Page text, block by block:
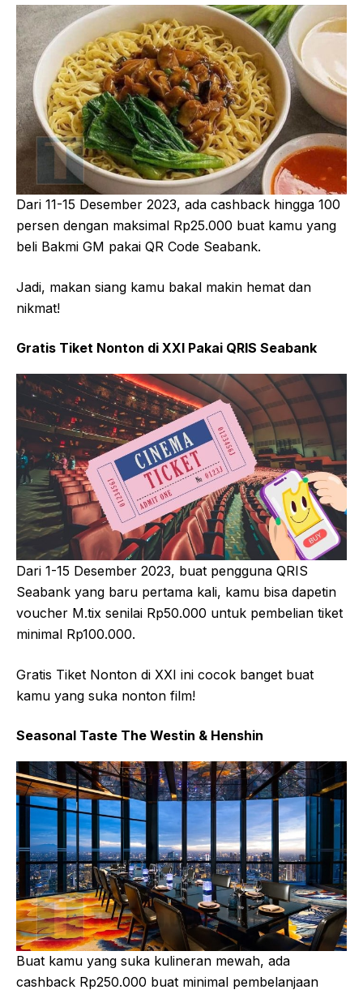
Dari 11-15 Desember 2023, ada cashback hingga 100
persen dengan maksimal Rp25.000 buat kamu yang
beli Bakmi GM pakai QR Code Seabank.
Jadi, makan siang kamu bakal makin hemat dan
nikmat!
Gratis Tiket Nonton di XXI Pakai QRIS Seabank
Dari 1-15 Desember 2023, buat pengguna QRIS
Seabank yang baru pertama kali, kamu bisa dapetin
voucher M.tix senilai Rp50.000 untuk pembelian tiket
minimal Rp100.000.
Gratis Tiket Nonton di XXI ini cocok banget buat
kamu yang suka nonton film!
Seasonal Taste The Westin & Henshin
Buat kamu yang suka kulineran mewah, ada
cashback Rp250.000 buat minimal pembelanjaan